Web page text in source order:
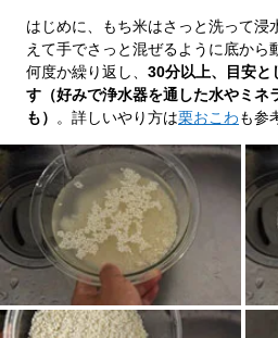
はじめに、もち米はさっと洗って浸
えて手でさっと混ぜるように底から
何度か繰り返し、 30分以上、目安と
す（好みで浄水器を通した水やミネ
も） 。詳しいやり方は栗おこわも参